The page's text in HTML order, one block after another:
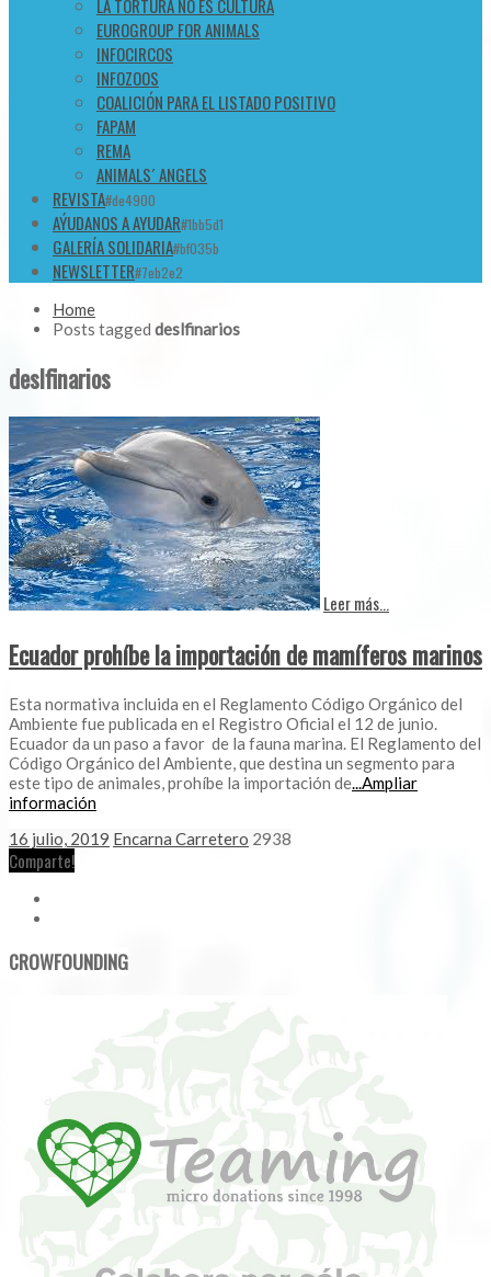
LA TORTURA NO ES CULTURA
EUROGROUP FOR ANIMALS
INFOCIRCOS
INFOZOOS
COALICIÓN PARA EL LISTADO POSITIVO
FAPAM
REMA
ANIMALS´ ANGELS
REVISTA#de4900
AÝUDANOS A AYUDAR#1bb5d1
GALERÍA SOLIDARIA#bf035b
NEWSLETTER#7eb2e2
Home
Posts tagged deslfinarios
deslfinarios
Leer más...
Ecuador prohíbe la importación de mamíferos marinos
Esta normativa incluida en el Reglamento Código Orgánico del
Ambiente fue publicada en el Registro Oficial el 12 de junio.
Ecuador da un paso a favor de la fauna marina. El Reglamento del
Código Orgánico del Ambiente, que destina un segmento para
este tipo de animales, prohíbe la importación de...Ampliar
información
16 julio, 2019 Encarna Carretero 2938
Comparte!
CROWFOUNDING